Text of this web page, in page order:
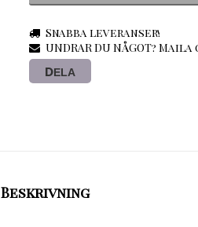
Snabba leveranser!
UNDRAR DU NÅGOT?
DELA
Beskrivning